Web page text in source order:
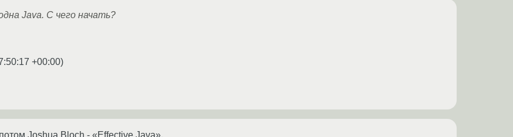
Java. С чего начать?
+00:00)
Joshua Bloch - «Effective Java».